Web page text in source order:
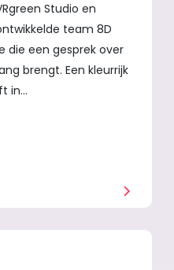
Studio en
team 8D
die een gesprek over
brengt. Een kleurrijk
in…